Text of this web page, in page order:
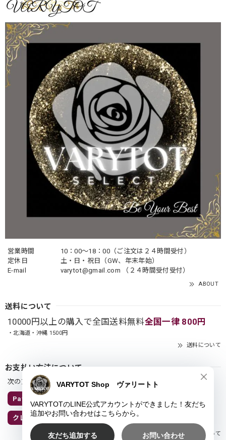
営業時間
10：00〜18：00（ご注文は２４時間受付）
定休日
土・日・祝日（GW、年末年始）
E-mail
varytot@gmail.com （２４時間受付受付）
ABOUT
送料について
10000円以上の購入で全国送料無料全国一律 800円
・北海道・沖縄 1500円
送料について
お支払い方法について
次の方法がご利用頂けます。
Pay ID 翌月あと払い Pay ID 3回あと払い
クレジットカード キャリア決済 Amazon Pay
お支払い方法について